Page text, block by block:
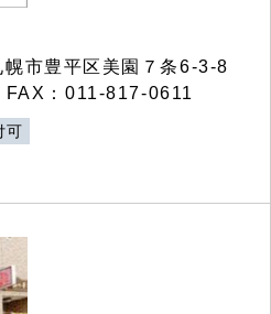
市豊平区美園７条6-3-8
：011-817-0611
可